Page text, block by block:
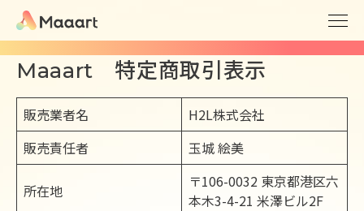
Maaart 特定商取引表示
販売業者名
H2L株式会社
販売責任者
玉城 絵美
所在地
〒106-0032 東京都港区六
本木3-4-21 米澤ビル2F